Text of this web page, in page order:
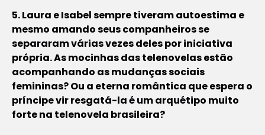
5. Laura e Isabel sempre tiveram autoestima e
mesmo amando seus companheiros se
separaram várias vezes deles por iniciativa
própria. As mocinhas das telenovelas estão
acompanhando as mudanças sociais
femininas? Ou a eterna romântica que espera o
príncipe vir resgatá-la é um arquétipo muito
forte na telenovela brasileira?